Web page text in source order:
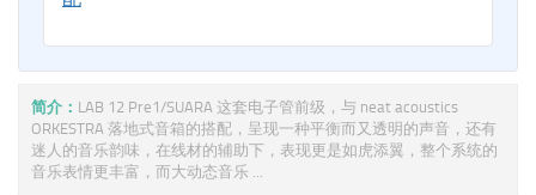
简介： LAB 12 Pre1/SUARA 这套电子管前级，与 neat acoustics
ORKESTRA 落地式音箱的搭配，呈现一种平衡而又透明的声音，还有
迷人的音乐韵味，在线材的辅助下，表现更是如虎添翼，整个系统的
音乐表情更丰富，而大动态音乐 ...